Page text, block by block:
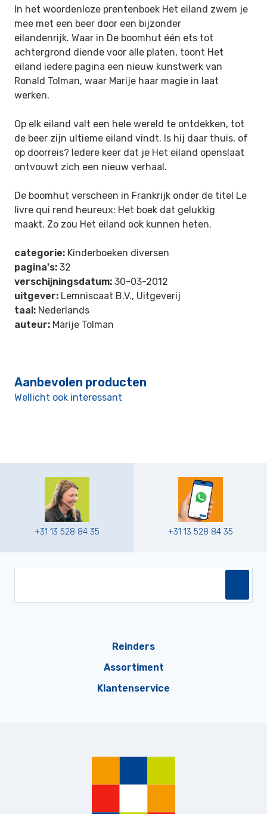
In het woordenloze prentenboek Het eiland zwem je
mee met een beer door een bijzonder
eilandenrijk. Waar in De boomhut één ets tot
achtergrond diende voor alle platen, toont Het
eiland iedere pagina een nieuw kunstwerk van
Ronald Tolman, waar Marije haar magie in laat
werken.
Op elk eiland valt een hele wereld te ontdekken, tot
de beer zijn ultieme eiland vindt. Is hij daar thuis, of
op doorreis? Iedere keer dat je Het eiland openslaat
ontvouwt zich een nieuw verhaal.
De boomhut verscheen in Frankrijk onder de titel Le
livre qui rend heureux: Het boek dat gelukkig
maakt. Zo zou Het eiland ook kunnen heten.
categorie: Kinderboeken diversen
pagina's: 32
verschijningsdatum: 30-03-2012
uitgever: Lemniscaat B.V., Uitgeverij
taal: Nederlands
auteur: Marije Tolman
Aanbevolen producten
Wellicht ook interessant
+31 13 528 84 35 +31 13 528 84 35
Reinders
Assortiment
Klantenservice